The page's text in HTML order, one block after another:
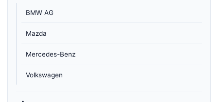
BMW AG
Mazda
Mercedes-Benz
Volkswagen